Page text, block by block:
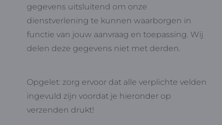
gegevens uitsluitend om onze
dienstverlening te kunnen waarborgen in
functie van jouw aanvraag en toepassing. Wij
delen deze gegevens niet met derden.
Opgelet: zorg ervoor dat alle verplichte velden
ingevuld zijn voordat je hieronder op
verzenden drukt!